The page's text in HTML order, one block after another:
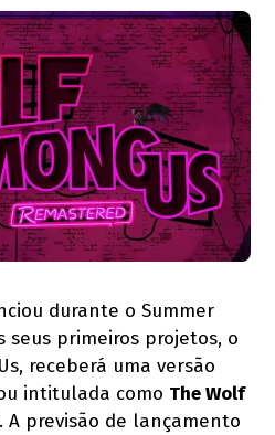
durante o Summer
seus primeiros projetos, o
receberá uma versão
intitulada como The Wolf
. A previsão de lançamento